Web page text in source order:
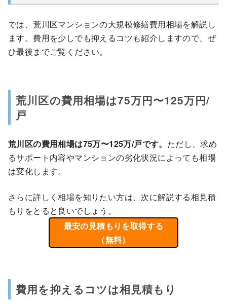
では、荒川区マンションの大規模修繕費用相場を解説し
ます。費用を少しでも抑えるコツも紹介しますので、ぜ
ひ最後までご覧ください。
荒川区の費用相場は75万円〜125万円/
戸
荒川区の費用相場は75万〜125万/戸です。 ただし、求め
るサポート内容やマンションの劣化状況によっても相場
は変化します。
さらに詳しく相場を知りたい方は、次に解説する相見積
もりをとると良いでしょう。
最安の見積もりを取得する
（無料）
費用を抑えるコツは相見積もり